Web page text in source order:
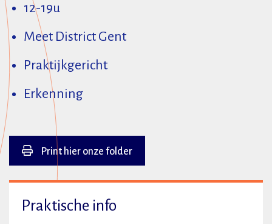
12-19u
Meet District Gent
Praktijkgericht
Erkenning
Print hier onze folder
Praktische info